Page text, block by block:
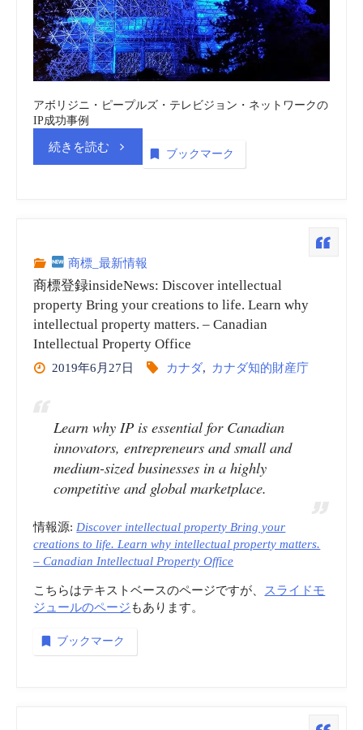
アボリジニ・ピープルズ・テレビジョン・ネットワークの
IP成功事例
続きを読む“カ
知
的
財
産
（CIPO）
vol.8
標
_
画
ブックマーク
商標_最新情報
商標登録insideNews: Discover intellectual
property Bring your creations to life. Learn why
intellectual property matters. – Canadian
Intellectual Property Office
2019年6月27日 カナダ, カナダ知的財産庁
Learn why IP is essential for Canadian
innovators, entrepreneurs and small and
medium-sized businesses in a highly
competitive and global marketplace.
情報源: Discover intellectual property Bring your
creations to life. Learn why intellectual property matters.
– Canadian Intellectual Property Office
こちらはテキストベースのページですが、 スライドモ
ジュールのページ もあります。
ブックマーク